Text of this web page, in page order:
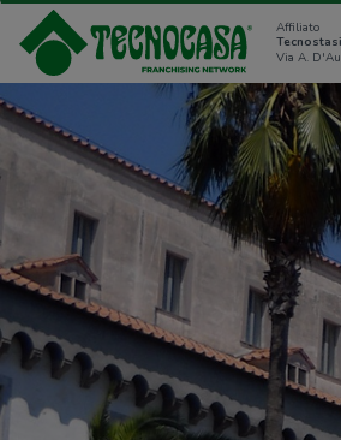
Affiliato
Via A.